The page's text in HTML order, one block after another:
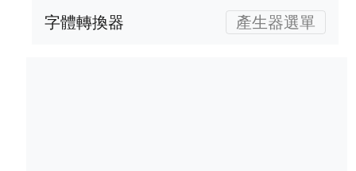
字體轉換器 產生器選單